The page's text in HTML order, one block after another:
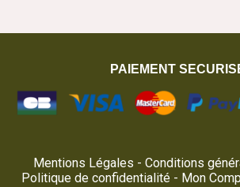
PAIEMENT
Mentions Légales
Conditions
Politique de confidentialité
Mon